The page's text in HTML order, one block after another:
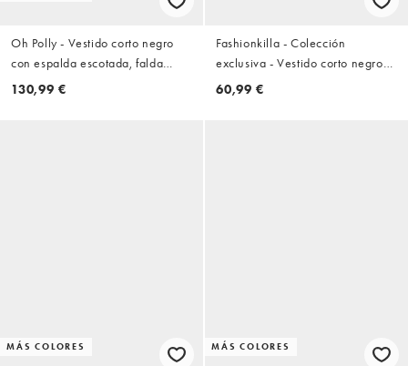
Oh Polly - Vestido corto negro
con espalda escotada, falda
drapeada y diseño adornado
130,99 €
Fashionkilla - Colección
exclusiva - Vestido corto negro
estilo babydoll de tirantes con
60,99 €
MÁS COLORES MÁS COLORES